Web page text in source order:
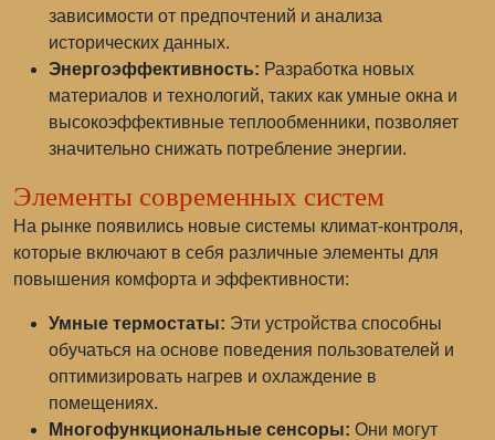
зависимости от предпочтений и анализа
исторических данных.
Энергоэффективность: Разработка новых
материалов и технологий, таких как умные окна и
высокоэффективные теплообменники, позволяет
значительно снижать потребление энергии.
Элементы современных систем
На рынке появились новые системы климат-контроля,
которые включают в себя различные элементы для
повышения комфорта и эффективности:
Умные термостаты: Эти устройства способны
обучаться на основе поведения пользователей и
оптимизировать нагрев и охлаждение в
помещениях.
Многофункциональные сенсоры: Они могут